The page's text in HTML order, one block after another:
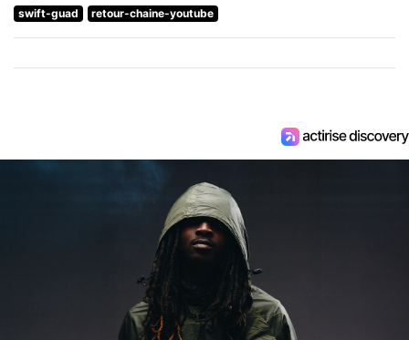
swift-guad retour-chaine-youtube